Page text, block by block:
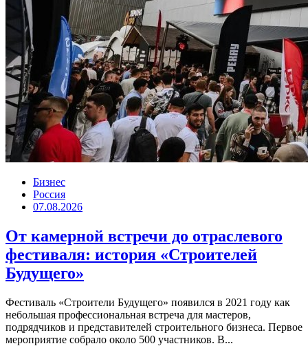
Бизнес
Россия
07.08.2026
От камерной встречи до отраслевого
фестиваля: история «Строителей
Будущего»
Фестиваль «Строители Будущего» появился в 2021 году как
небольшая профессиональная встреча для мастеров,
подрядчиков и представителей строительного бизнеса. Первое
мероприятие собрало около 500 участников. В...